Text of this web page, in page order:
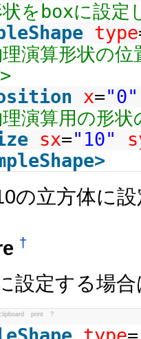
をboxに設定
type
演算形状の位
x="0"
演算用の形状
sx="10"
>
の立方体に
†
設定する場
print ?